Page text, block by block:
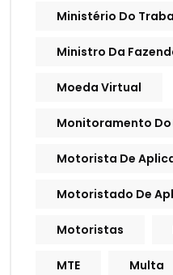
Ministério Do
Ministro Da
Moeda Virtual
Monitoramento Do
Motorista De
Motoristado De
Motoristas
MTE Multa